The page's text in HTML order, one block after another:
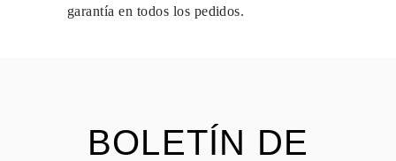
garantía en todos los pedidos.
BOLETÍN DE